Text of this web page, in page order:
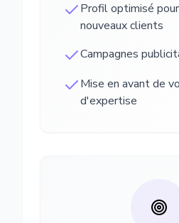
Profil optimisé
nouveaux clients
Campagnes
Mise en avant de
d'expertise